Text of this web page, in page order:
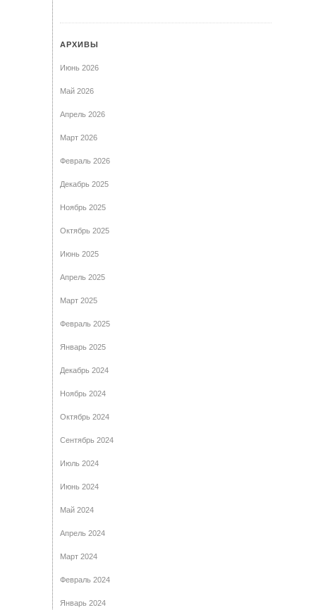
АРХИВЫ
Июнь 2026
Май 2026
Апрель 2026
Март 2026
Февраль 2026
Декабрь 2025
Ноябрь 2025
Октябрь 2025
Июнь 2025
Апрель 2025
Март 2025
Февраль 2025
Январь 2025
Декабрь 2024
Ноябрь 2024
Октябрь 2024
Сентябрь 2024
Июль 2024
Июнь 2024
Май 2024
Апрель 2024
Март 2024
Февраль 2024
Январь 2024